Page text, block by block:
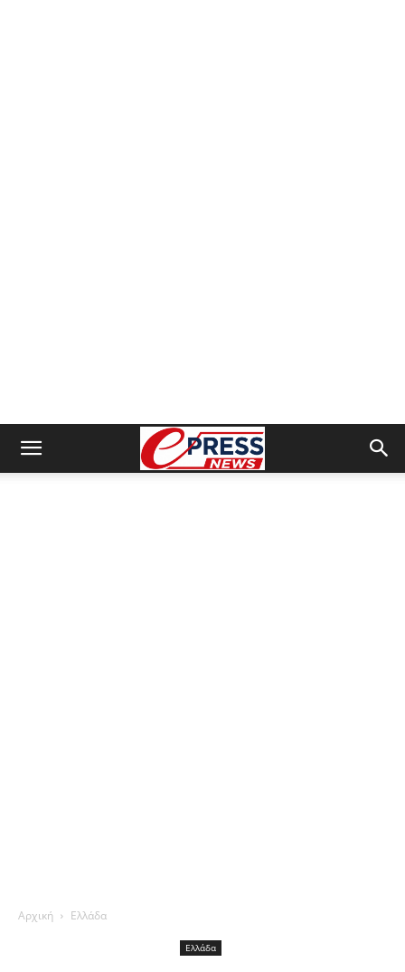
Αρχική Ελλάδα
Ελλάδα